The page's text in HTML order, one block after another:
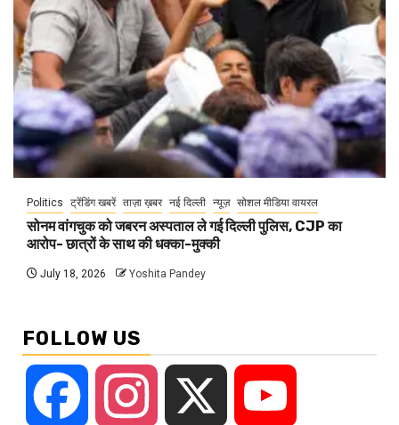
Politics ट्रेंडिंग खबरें ताज़ा ख़बर नई दिल्ली न्यूज़ सोशल मीडिया वायरल
सोनम वांगचुक को जबरन अस्पताल ले गई दिल्ली पुलिस, CJP का
आरोप- छात्रों के साथ की धक्का-मुक्की
July 18, 2026 Yoshita Pandey
FOLLOW US
Facebook Instagram